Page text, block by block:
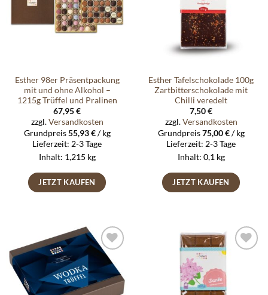
Esther 98er Präsentpackung
mit und ohne Alkohol –
1215g Trüffel und Pralinen
67,95€
zzgl.Versandkosten
Grundpreis55,93€/kg
Lieferzeit: 2-3 Tage
Inhalt: 1,215 kg
JETZT KAUFEN
Esther Tafelschokolade 100g
Zartbitterschokolade mit
Chilli veredelt
7,50€
zzgl.Versandkosten
Grundpreis75,00€/kg
Lieferzeit: 2-3 Tage
Inhalt: 0,1 kg
JETZT KAUFEN
Auf die
Wunschliste
Wunschliste